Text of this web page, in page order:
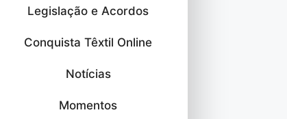
Legislação e Acordos
Conquista Têxtil Online
Notícias
Momentos